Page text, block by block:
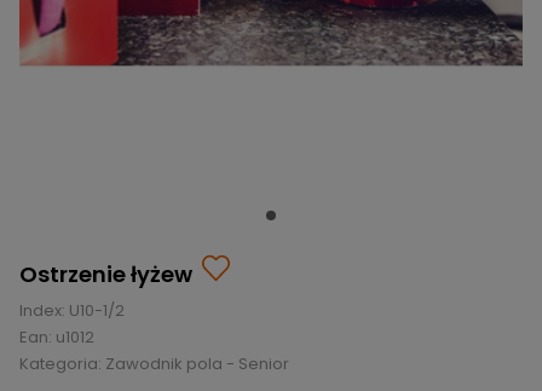
AKCESORIA
CZĘŚCI
OCHRANIACZE
ODZIEŻ
OKULARY
CZĘŚCI
ZAMIENNE
ODZIEŻ
MEDYCYNA
SPORTOWA
KOLEKCJE
SEZONOWE
WYPRZEDAŻ
Ostrzenie łyżew
Index: U10-1/2
Ean: u1012
Kategoria: Zawodnik pola - Senior